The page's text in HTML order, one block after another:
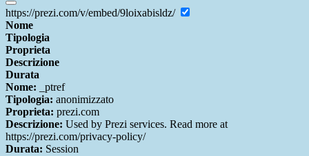
https://prezi.com/v/embed/9loixabisldz/
Nome
Tipologia
Proprieta
Descrizione
Durata
Nome: _ptref
Tipologia: anonimizzato
Proprieta: prezi.com
Descrizione: Used by Prezi services. Read more at
https://prezi.com/privacy-policy/
Durata: Session